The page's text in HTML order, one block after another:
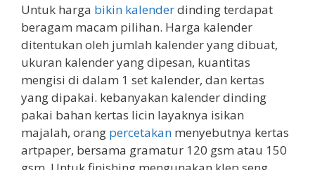
Untuk harga bikin kalenderdinding terdapat
beragam macam pilihan. Harga kalender
ditentukan oleh jumlah kalender yang dibuat,
ukuran kalender yang dipesan, kuantitas
mengisi di dalam 1 set kalender, dan kertas
yang dipakai. kebanyakan kalender dinding
pakai bahan kertas licin layaknya isikan
majalah, orang percetakan menyebutnya kertas
artpaper, bersama gramatur 120 gsm atau 150